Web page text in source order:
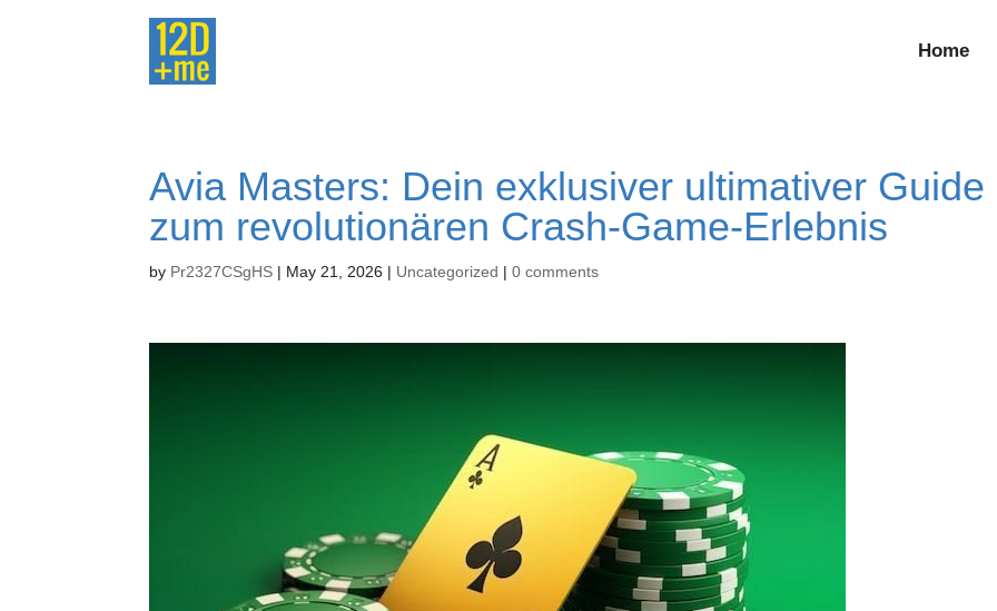
Home
Avia Masters: Dein exklusiver ultimativer Guide
zum revolutionären Crash-Game-Erlebnis
by Pr2327CSgHS | May 21, 2026 | Uncategorized |0 comments